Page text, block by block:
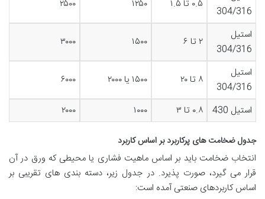
304/316
۰.۵ تا ۱.۵ ۱۲۵۰ ۲۵۰۰
استیل
304/316
۲ تا ۶ ۱۵۰۰ ۳۰۰۰
استیل
304/316
۸ تا ۲۰ ۱۵۰۰ یا ۲۰۰۰ ۶۰۰۰
استیل 430 ۰.۸ تا ۳ ۱۰۰۰ ۲۰۰۰
جدول ضخامت های پرکاربرد بر اساس کاربرد
انتخاب ضخامت باید بر اساس ماهیت فشاری یا محیطی که ورق در آن
قرار می گیرد، صورت پذیرد. در جدول زیر، دسته بندی های تقریبی بر
اساس کاربردهای صنعتی آمده است: